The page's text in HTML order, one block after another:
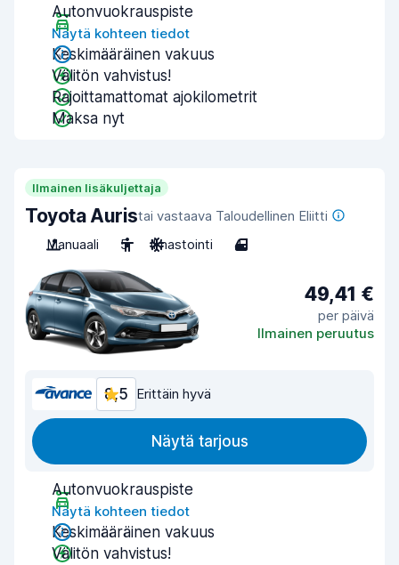
Autonvuokrauspiste
Näytä kohteen tiedot
Keskimääräinen vakuus
Välitön vahvistus!
Rajoittamattomat ajokilometrit
Maksa nyt
Ilmainen lisäkuljettaja
Toyota Auristai vastaava Taloudellinen Eliitti
Manuaali
5 Ilmastointi 4
49,41 €
per päivä
Ilmainen peruutus
8,5 Erittäin hyvä
Näytä tarjous
Autonvuokrauspiste
Näytä kohteen tiedot
Keskimääräinen vakuus
Välitön vahvistus!